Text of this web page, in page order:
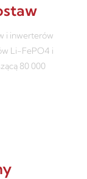
i inwerterów
Li-FePO4 i
80 000